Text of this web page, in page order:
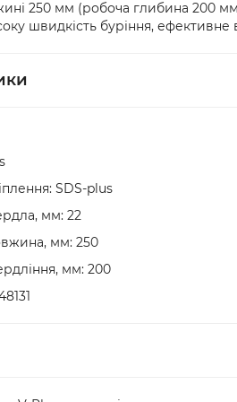
250 мм (робоча глибина 200
швидкість буріння, ефективне
SDS-plus
мм: 22
мм: 250
мм: 200